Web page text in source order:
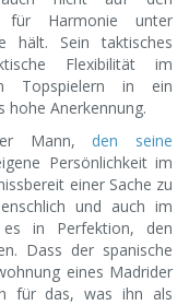
für Harmonie unter
hält. Sein taktisches
Flexibilität im
Topspielern in ein
hohe Anerkennung.
Mann, den seine
Persönlichkeit im
einer Sache zu
und auch im
in Perfektion, den
Dass der spanische
eines Madrider
für das, was ihn als